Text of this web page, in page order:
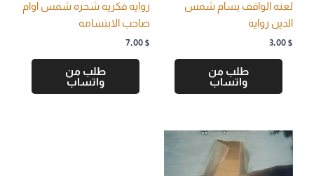
لعنه الواقف بسام شمس
الدین روايه
3,00 $
طلب من
واتساب
روايه فكريه شحره شمس اوام
صاحب الابتسامه
7,00 $
طلب من
واتساب